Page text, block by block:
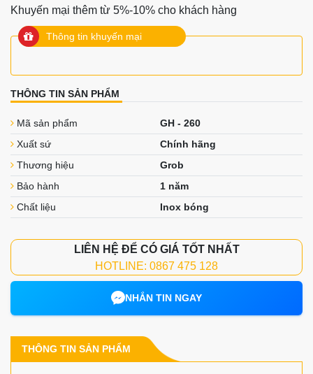
Khuyến mại thêm từ 5%-10% cho khách hàng
Thông tin khuyến mại
THÔNG TIN SẢN PHẨM
Mã sản phẩm
GH - 260
Xuất sứ
Chính hãng
Thương hiệu
Grob
Bảo hành
1 năm
Chất liệu
Inox bóng
LIÊN HỆ ĐỂ CÓ GIÁ TỐT NHẤT
HOTLINE: 0867 475 128
NHẮN TIN NGAY
THÔNG TIN SẢN PHẨM